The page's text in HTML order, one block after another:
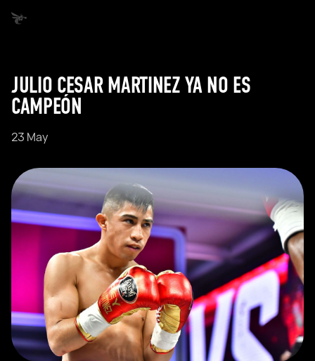
JULIO CESAR MARTINEZ YA NO ES
CAMPEÓN
23 May